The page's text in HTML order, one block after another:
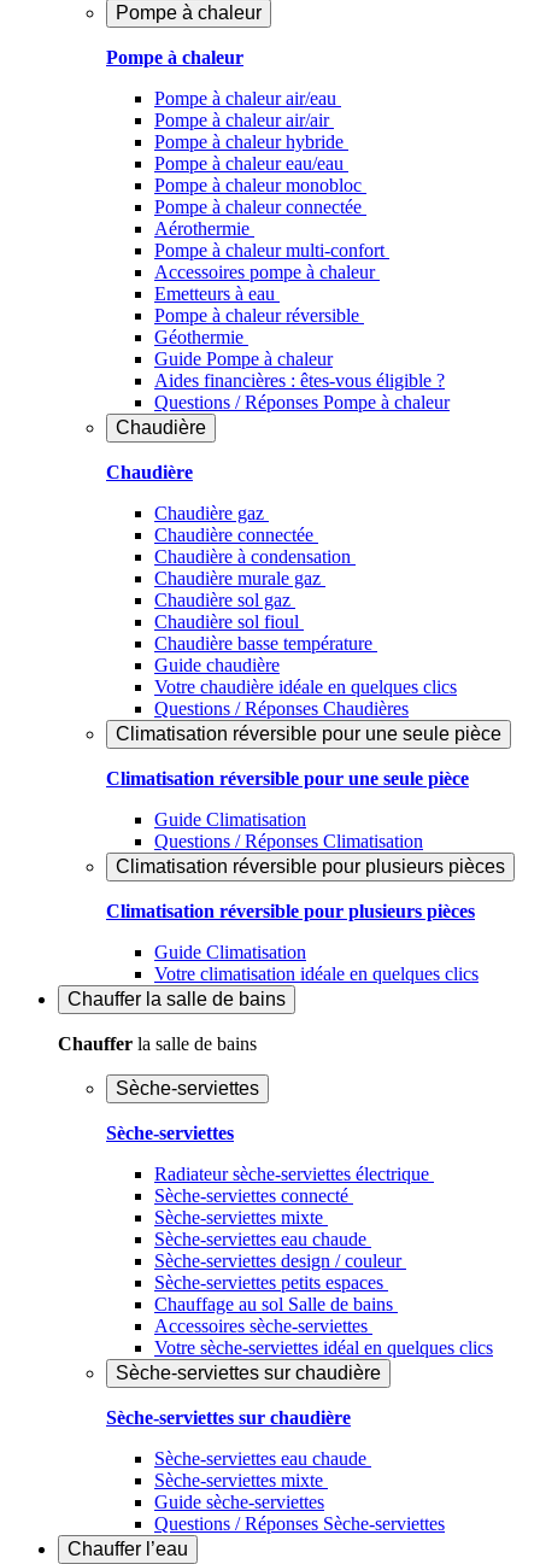
Pompe à chaleur
Pompe à chaleur
Pompe à chaleur air/eau
Pompe à chaleur air/air
Pompe à chaleur hybride
Pompe à chaleur​ eau/eau
Pompe à chaleur monobloc
Pompe à chaleur connectée
Aérothermie
Pompe à chaleur multi-confort
Accessoires pompe à chaleur
Emetteurs à eau
Pompe à chaleur réversible
Géothermie
Guide Pompe à chaleur
Aides financières : êtes-vous éligible ?
Questions / Réponses Pompe à chaleur
Chaudière
Chaudière
Chaudière gaz
Chaudière connectée
Chaudière à condensation
Chaudière murale gaz
Chaudière sol gaz
Chaudière sol fioul
Chaudière basse température
Guide chaudière
Votre chaudière idéale en quelques clics
Questions / Réponses Chaudières
Climatisation réversible pour une seule pièce
Climatisation réversible pour une seule pièce
Guide Climatisation
Questions / Réponses Climatisation
Climatisation réversible pour plusieurs pièces
Climatisation réversible pour plusieurs pièces
Guide Climatisation
Votre climatisation idéale en quelques clics
Chauffer la salle de bains
Chauffer la salle de bains
Sèche-serviettes
Sèche-serviettes
Radiateur sèche-serviettes électrique
Sèche-serviettes connecté
Sèche-serviettes mixte
Sèche-serviettes eau chaude
Sèche-serviettes design / couleur
Sèche-serviettes petits espaces
Chauffage au sol Salle de bains
Accessoires sèche-serviettes
Votre sèche-serviettes idéal en quelques clics
Sèche-serviettes sur chaudière
Sèche-serviettes sur chaudière
Sèche-serviettes eau chaude
Sèche-serviettes mixte
Guide sèche-serviettes
Questions / Réponses Sèche-serviettes
Chauffer l’eau